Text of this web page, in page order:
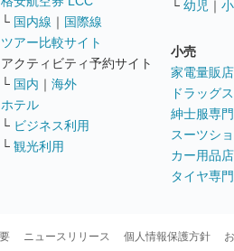
└ 国内線 ｜ 国際線
ツアー比較サイト
アクティビティ予約サイト
└ 国内 ｜ 海外
ホテル
└ ビジネス利用
└ 観光利用
└ 幼児 ｜
小売
家電量販店
ドラッグ
紳士服専
スーツシ
カー用品店
タイヤ専
ニュースリリース 個人情報保護方針